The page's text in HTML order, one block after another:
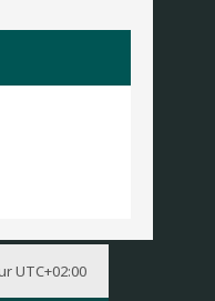
UTC+02:00